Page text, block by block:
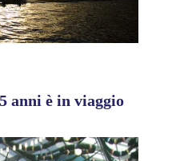
anni è in viaggio